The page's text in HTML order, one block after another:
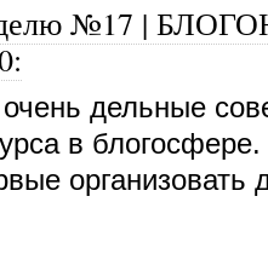
№17 |
:
дельные
в